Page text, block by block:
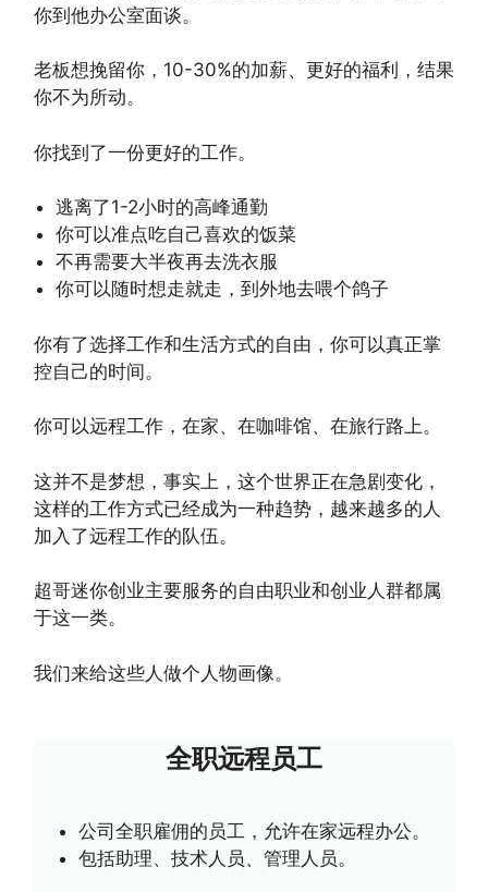
你到他办公室面谈。
老板想挽留你，10-30%的加薪、更好的福利，结果
你不为所动。
你找到了一份更好的工作。
逃离了1-2小时的高峰通勤
你可以准点吃自己喜欢的饭菜
不再需要大半夜再去洗衣服
你可以随时想走就走，到外地去喂个鸽子
你有了选择工作和生活方式的自由，你可以真正掌
控自己的时间。
你可以远程工作，在家、在咖啡馆、在旅行路上。
这并不是梦想，事实上，这个世界正在急剧变化，
这样的工作方式已经成为一种趋势，越来越多的人
加入了远程工作的队伍。
超哥迷你创业主要服务的自由职业和创业人群都属
于这一类。
我们来给这些人做个人物画像。
全职远程员工
公司全职雇佣的员工，允许在家远程办公。
包括助理、技术人员、管理人员。